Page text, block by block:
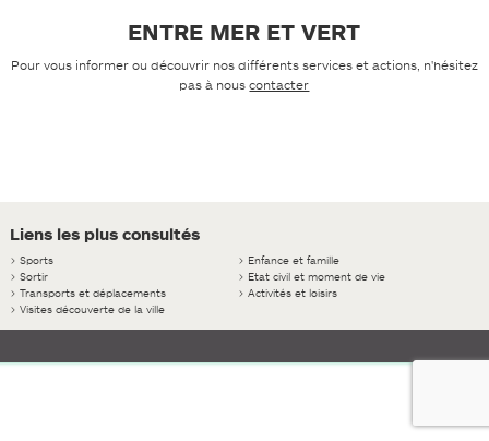
ENTRE MER ET VERT
Pour vous informer ou découvrir nos différents services et actions, n'hésitez
pas à nouscontacter
Liens les plus consultés
> Sports > Enfance et famille
> Sortir > Etat civil et moment de vie
> Transports et déplacements >Activités et loisirs
> Visites découverte de la ville